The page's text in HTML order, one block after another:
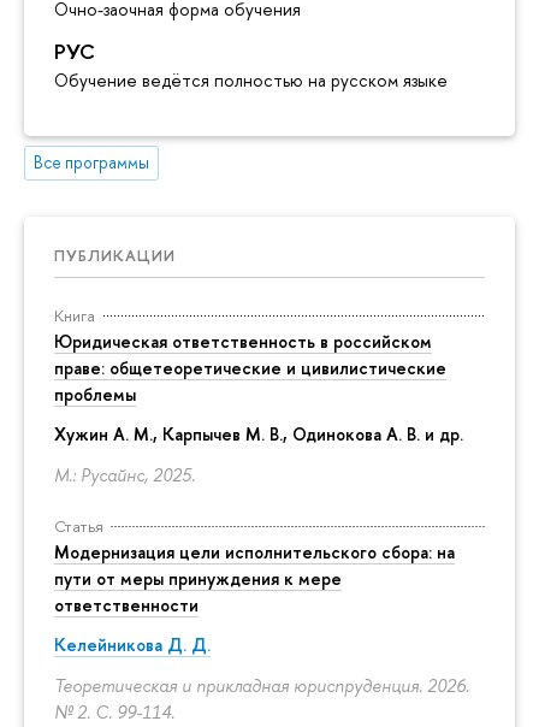
Очно-заочная форма обучения
РУС
Обучение ведётся полностью на русском языке
Все программы
ПУБЛИКАЦИИ
Книга
Юридическая ответственность в российском
праве: общетеоретические и цивилистические
проблемы
Хужин А. М., Карпычев М. В., Одинокова А. В. и др.
М.: Русайнс, 2025.
Статья
Модернизация цели исполнительского сбора: на
пути от меры принуждения к мере
ответственности
Келейникова Д. Д.
Теоретическая и прикладная юриспруденция. 2026.
№ 2. С. 99-114.